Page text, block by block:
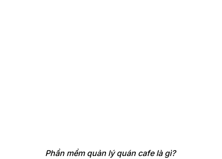
Phần mềm quản lý quán cafe là gì?